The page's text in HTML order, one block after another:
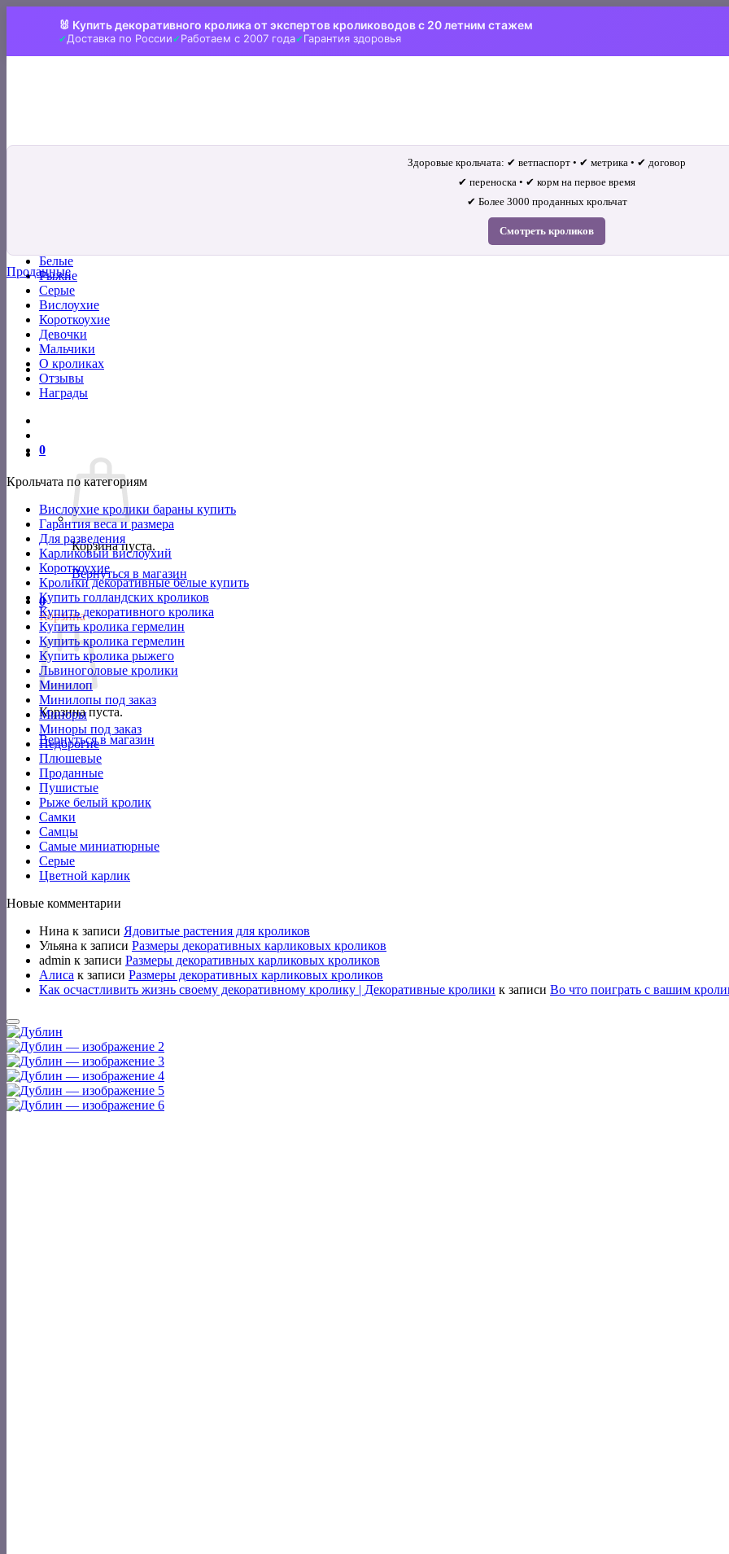
🐰 Купить декоративного кролика от экспертов кролиководов с 20 летним стажем
Доставка по России Работаем с 2007 года Гарантия здоровья
Белые
Рыжие
Серые
Вислоухие
Короткоухие
Девочки
Мальчики
О кроликах
Отзывы
Награды
0
Корзина пуста.
Вернуться в магазин
0
Корзина
Корзина пуста.
Вернуться в магазин
Здоровые крольчата: ✔ ветпаспорт • ✔ метрика • ✔ договор
✔ переноска • ✔ корм на первое время
✔ Более 3000 проданных крольчат
Смотреть кроликов
Проданные
Крольчата по категориям
Вислоухие кролики бараны купить
Гарантия веса и размера
Для разведения
Карликовый вислоухий
Короткоухие
Кролики декоративные белые купить
Купить голландских кроликов
Купить декоративного кролика
Купить кролика гермелин
Купить кролика гермелин
Купить кролика рыжего
Львиноголовые кролики
Минилоп
Минилопы под заказ
Миноры
Миноры под заказ
Недорогие
Плюшевые
Проданные
Пушистые
Рыже белый кролик
Самки
Самцы
Самые миниатюрные
Серые
Цветной карлик
Новые комментарии
Нина к записи Ядовитые растения для кроликов
Ульяна к записи Размеры декоративных карликовых кроликов
admin к записи Размеры декоративных карликовых кроликов
Алиса к записи Размеры декоративных карликовых кроликов
Как осчастливить жизнь своему декоративному кролику | Декоративные кролики к записи Во что поиграть с вашим